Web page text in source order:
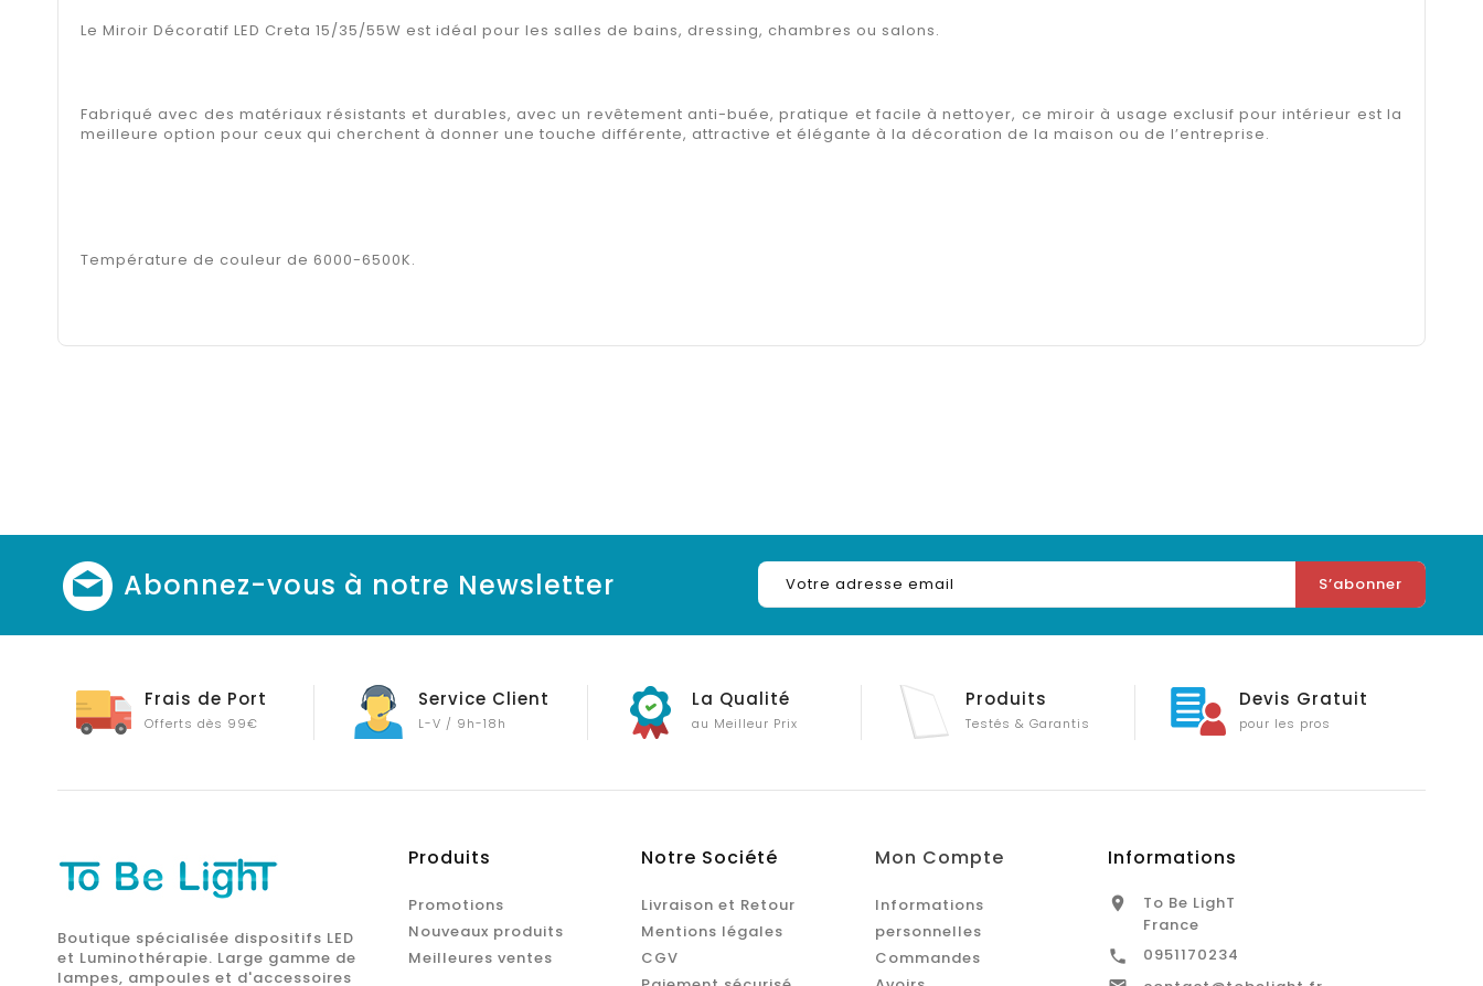
Le Miroir Décoratif LED Creta 15/35/55W est idéal pour les salles de bains, dressing, chambres ou salons.
Fabriqué avec des matériaux résistants et durables, avec un revêtement anti-buée, pratique et facile à nettoyer, ce miroir à usage exclusif pour intérieur est la
meilleure option pour ceux qui cherchent à donner une touche différente, attractive et élégante à la décoration de la maison ou de l’entreprise.
Température de couleur de 6000-6500K.
Abonnez-vous à notre Newsletter
Frais de Port
Offerts dès 99€
Service Client
L-V / 9h-18h
La Qualité
au Meilleur Prix
Produits
Testés & Garantis
Devis Gratuit
pour les pros
Boutique spécialisée dispositifs LED
et Luminothérapie. Large gamme de
lampes, ampoules et d'accessoires
Produits
Promotions
Nouveaux produits
Meilleures ventes
Notre Société
Livraison et Retour
Mentions légales
CGV
Mon Compte
Informations
personnelles
Commandes
Informations

To Be LighT
France
 0951170234